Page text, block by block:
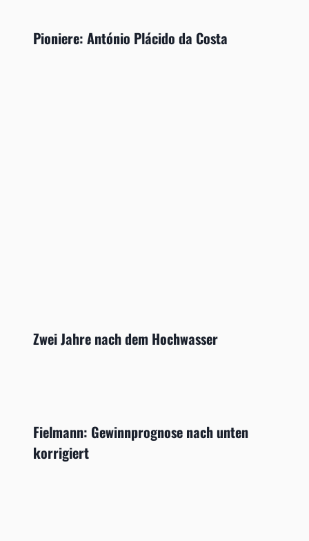
Pioniere: António Plácido da Costa
Zwei Jahre nach dem Hochwasser
Fielmann: Gewinnprognose nach unten
korrigiert